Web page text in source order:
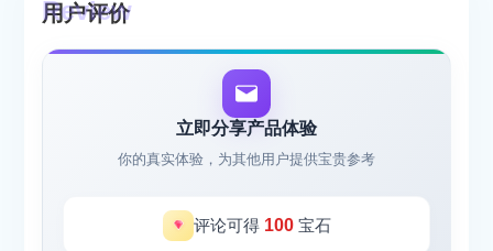
用户评价
立即分享产品体验
你的真实体验，为其他用户提供宝贵参考
评论可得 100宝石